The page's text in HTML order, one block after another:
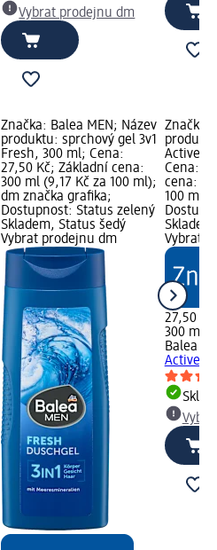
Vybrat prodejnu dm
Značka: Balea MEN; Název
produktu: sprchový gel 3v1
Fresh, 300 ml; Cena:
27,50 Kč; Základní cena:
300 ml (9,17 Kč za 100 ml);
dm značka grafika;
Dostupnost: Status zelený
Skladem, Status šedý
Vybrat prodejnu dm
Značka:
Active
Cena:
cena:
100 ml);
Vybrat
27,50 Kč
300 ml
Balea
Active